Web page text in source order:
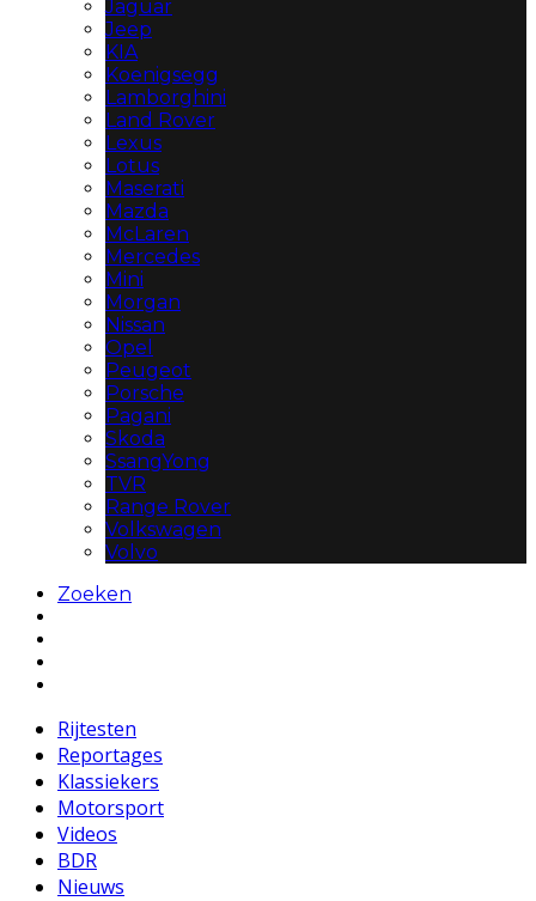
Jaguar
Jeep
KIA
Koenigsegg
Lamborghini
Land Rover
Lexus
Lotus
Maserati
Mazda
McLaren
Mercedes
Mini
Morgan
Nissan
Opel
Peugeot
Porsche
Pagani
Skoda
SsangYong
TVR
Range Rover
Volkswagen
Volvo
Zoeken
Rijtesten
Reportages
Klassiekers
Motorsport
Videos
BDR
Nieuws